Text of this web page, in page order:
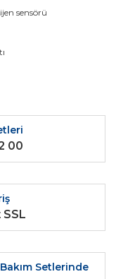
ve diğer
sensörü
00
Setlerinde